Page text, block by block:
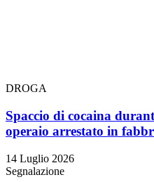
DROGA
Spaccio di cocaina
operaio arrestato in
14 Luglio 2026
Segnalazione